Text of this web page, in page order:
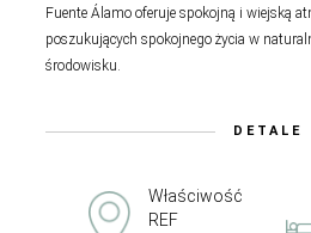
Fuente Álamo oferuje spokojną i wiejską
poszukujących spokojnego życia w
środowisku.
DETALE
Właściwość
REF